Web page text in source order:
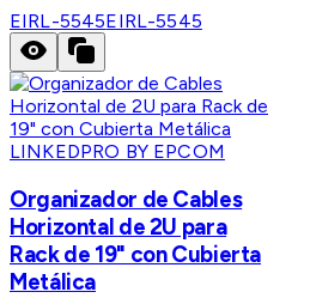
EIRL-5545EIRL-5545
LINKEDPRO BY EPCOM
Organizador de Cables
Horizontal de 2U para
Rack de 19" con Cubierta
Metálica